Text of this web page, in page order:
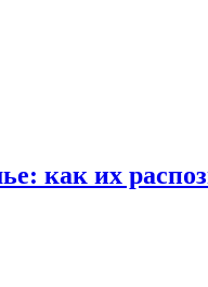
как их